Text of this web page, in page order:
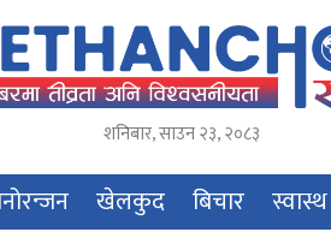
शनिबार,साउन२३,२०८३
खेलकुद बिचार स्वास्थ